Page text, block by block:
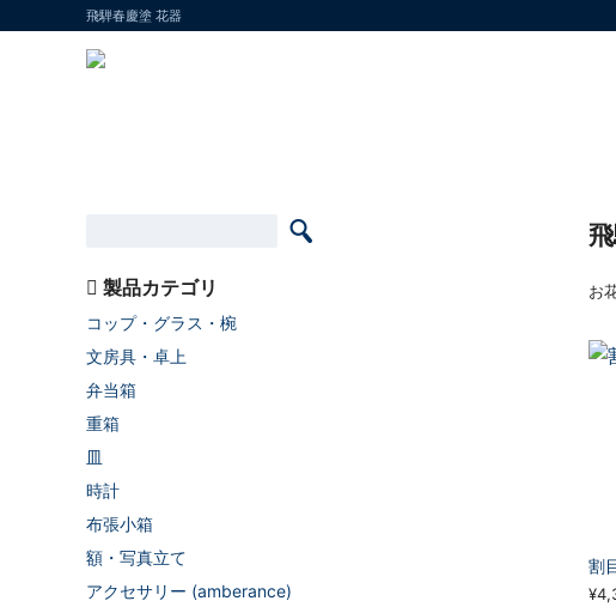
飛騨春慶塗 花器
製品カテゴリ
コップ・グラス・椀
文房具・卓上
弁当箱
重箱
皿
時計
布張小箱
額・写真立て
アクセサリー (amberance)
お
割